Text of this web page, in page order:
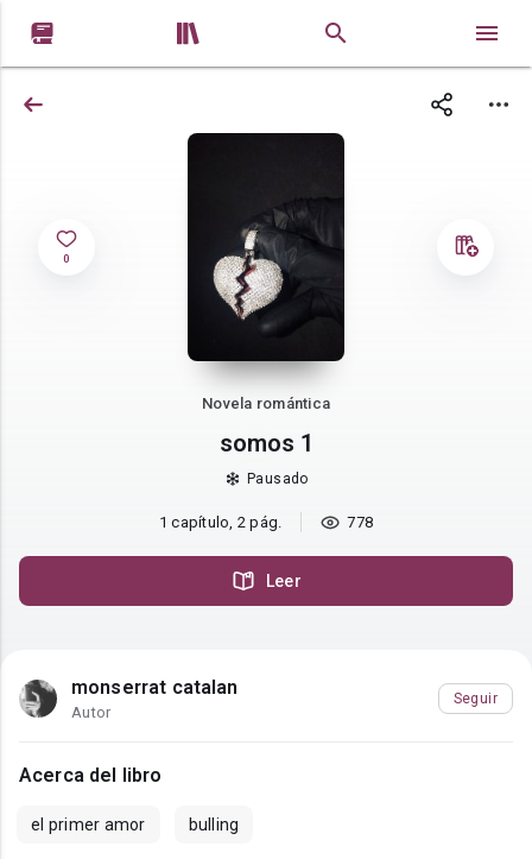
 
0
Novela romántica
somos 1
Pausado
1 capítulo, 2 pág. 778
Leer
monserrat catalan
Autor
Seguir
Acerca del libro
el primer amor bulling